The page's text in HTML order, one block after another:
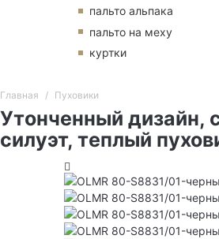
пальто альпака
пальто на меху
куртки
Главная Пуховики
Утонченный дизайн,
силуэт, теплый